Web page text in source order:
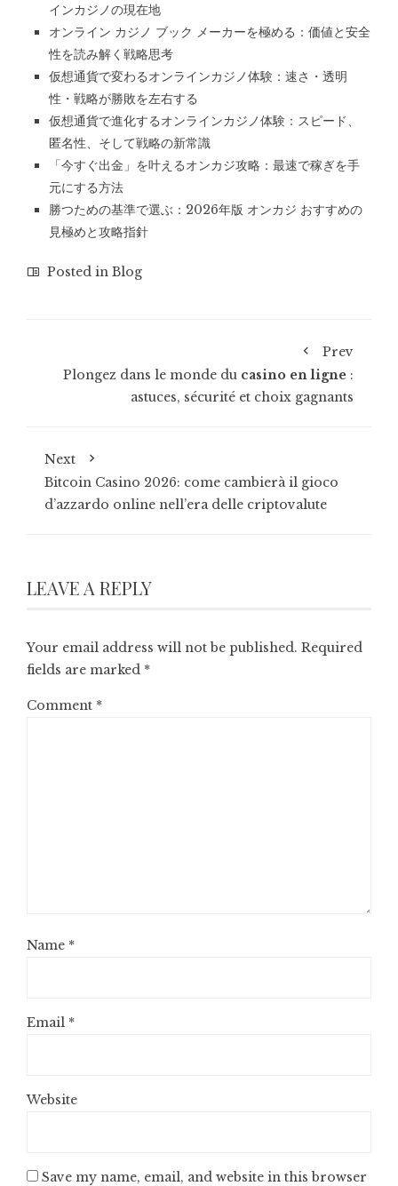
インカジノの現在地
オンライン カジノ ブック メーカーを極める：価値と安全
性を読み解く戦略思考
仮想通貨で変わるオンラインカジノ体験：速さ・透明
性・戦略が勝敗を左右する
仮想通貨で進化するオンラインカジノ体験：スピード、
匿名性、そして戦略の新常識
「今すぐ出金」を叶えるオンカジ攻略：最速で稼ぎを手
元にする方法
勝つための基準で選ぶ：2026年版 オンカジ おすすめの
見極めと攻略指針
Posted in Blog
Prev
Plongez dans le monde du casino en ligne :
astuces, sécurité et choix gagnants
Next
Bitcoin Casino 2026: come cambierà il gioco
d’azzardo online nell’era delle criptovalute
LEAVE A REPLY
Your email address will not be published. Required
fields are marked *
Comment *
Name *
Email *
Website
Save my name, email, and website in this browser